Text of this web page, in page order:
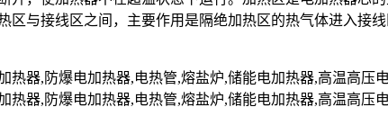
区与接线区之间，主要作用是隔绝加热区的热气体进入接